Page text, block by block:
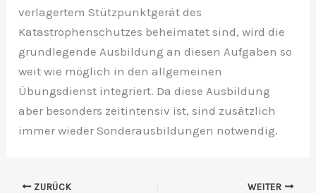
verlagertem Stützpunktgerät des
Katastrophenschutzes beheimatet sind, wird die
grundlegende Ausbildung an diesen Aufgaben so
weit wie möglich in den allgemeinen
Übungsdienst integriert. Da diese Ausbildung
aber besonders zeitintensiv ist, sind zusätzlich
immer wieder Sonderausbildungen notwendig.
ZURÜCK WEITER